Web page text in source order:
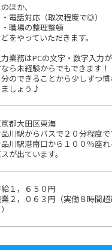
ほか、
電話対応（取次程度で◎）
職場の整理整頓
をやっていただきます。
業務はPCの文字・数字入力
ら未経験からでもできます！
のできることから少しずつ
ましょう♪
都大田区東海
川駅からバスで２０分程度で
川駅港南口から１００％座れ
が出ています。
１，６５０円
２，０６３円（実働８時間超